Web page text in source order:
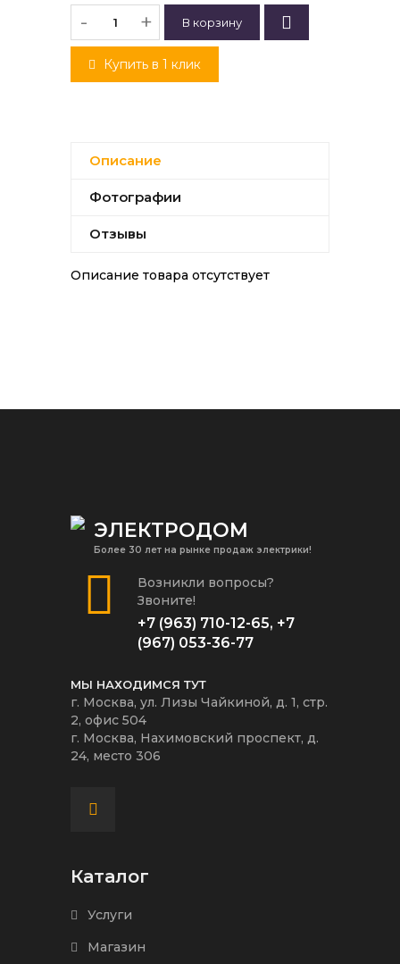
- +
Купить в 1 клик
Описание
Фотографии
Отзывы
Описание товара отсутствует
ЭЛЕКТРОДОМ
Более 30 лет на рынке продаж электрики!
Возникли вопросы?
Звоните!
+7 (963) 710-12-65, +7
(967) 053-36-77
МЫ НАХОДИМСЯ ТУТ
г. Москва, ул. Лизы Чайкиной, д. 1, стр.
2, офис 504
г. Москва, Нахимовский проспект, д.
24, место 306
Каталог
Услуги
Магазин